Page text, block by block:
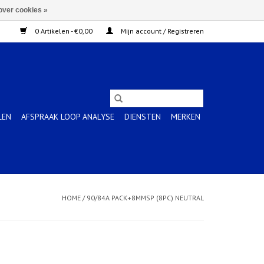
0 Artikelen - €0,00 Mijn account / Registreren
AFSPRAAK LOOP ANALYSE DIENSTEN MERKEN
HOME / 90/84A PACK+8MMSP (8PC) NEUTRAL
cookies »